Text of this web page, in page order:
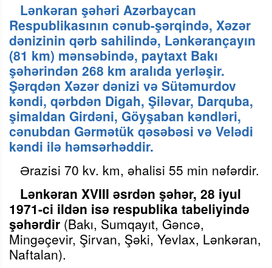
Lənkəran şəhəri Azərbaycan
Respublikasının cənub-şərqində, Xəzər
dənizinin qərb sahilində, Lənkərançayın
(81 km) mənsəbində, paytaxt Bakı
şəhərindən 268 km aralıda yerləşir.
Şərqdən Xəzər dənizi və Sütəmurdov
kəndi, qərbdən Digah, Şiləvar, Darquba,
şimaldan Girdəni, Göyşaban kəndləri,
cənubdan Gərmətük qəsəbəsi və Velədi
kəndi ilə həmsərhəddir.
Ərazisi 70 kv. km, əhalisi 55 min nəfərdir.
Lənkəran XVIII əsrdən şəhər, 28 iyul
1971-ci ildən isə respublika tabeliyində
şəhərdir (Bakı, Sumqayıt, Gəncə,
Mingəçevir, Şirvan, Şəki, Yevlax, Lənkəran,
Naftalan).